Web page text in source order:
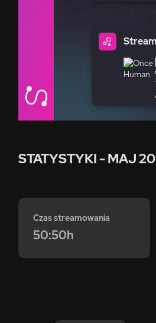
STATYSTYKI - MAJ
Czas streamowania
50:50h